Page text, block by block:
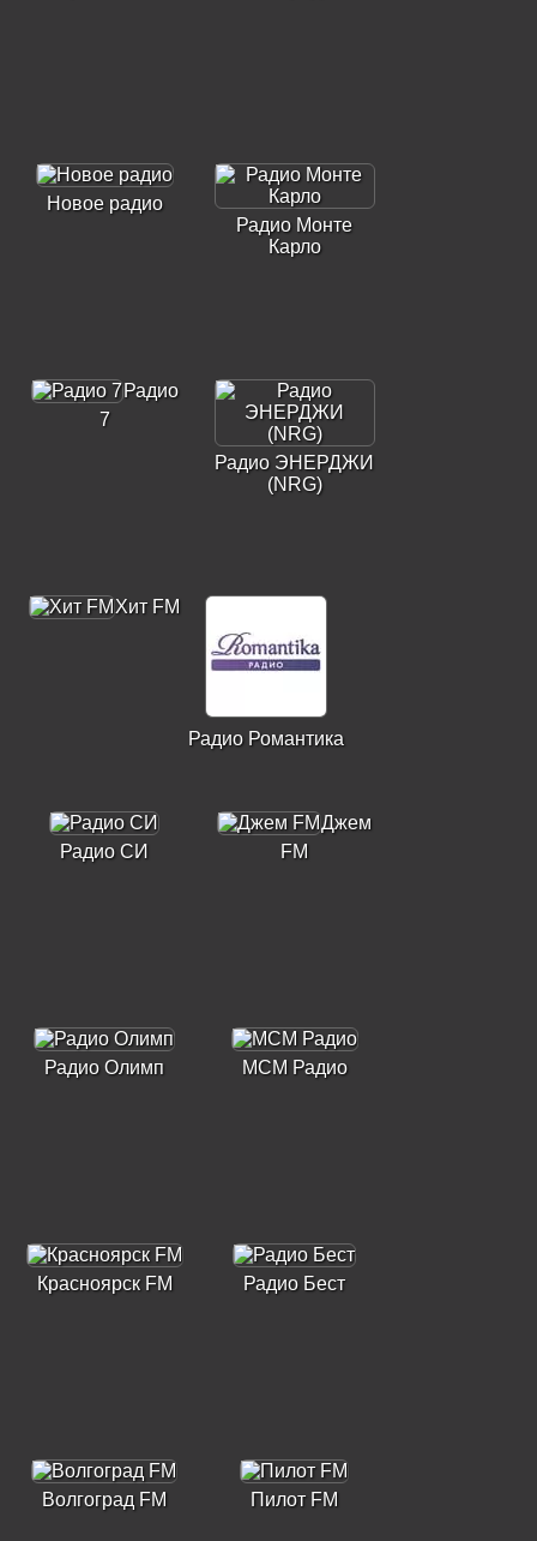
Новое радио
Радио Монте
Карло
Радио
7
Радио ЭНЕРДЖИ
(NRG)
Хит FM
Радио Романтика
Радио СИ
Джем
FM
Радио Олимп МСМ Радио
Красноярск FM Радио Бест
Волгоград FM Пилот FM